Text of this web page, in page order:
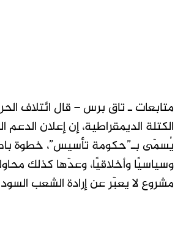
متابعات ـ تاق برس – قال ائتلاف
الكتلة الديمقراطية، إن إعلان
يُسمّى بـ”حكومة تأسيس”، خطوة
وسياسيًا وأخلاقيًا، وعدّها كذلك
مشروع لا يعبّر عن إرادة الشعب